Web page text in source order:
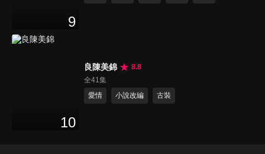
9
10
良陳美錦
8.8
全41集
愛情
小說改編 古裝